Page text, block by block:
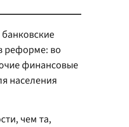
реформе: во
финансовые
населения
чем та,